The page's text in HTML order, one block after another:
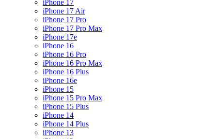
iPhone 17
iPhone 17 Air
iPhone 17 Pro
iPhone 17 Pro Max
iPhone 17e
iPhone 16
iPhone 16 Pro
iPhone 16 Pro Max
iPhone 16 Plus
iPhone 16e
iPhone 15
iPhone 15 Pro Max
iPhone 15 Plus
iPhone 14
iPhone 14 Plus
iPhone 13